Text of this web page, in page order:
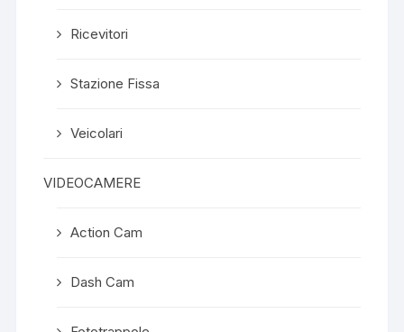
Ricevitori
Stazione Fissa
Veicolari
VIDEOCAMERE
Action Cam
Dash Cam